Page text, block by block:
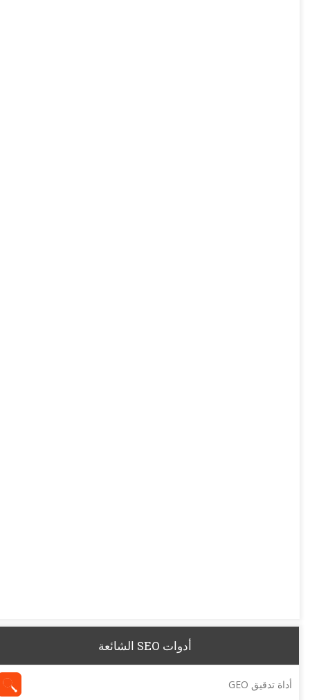
أدوات SEO الشائعة
أداة تدقيق GEO